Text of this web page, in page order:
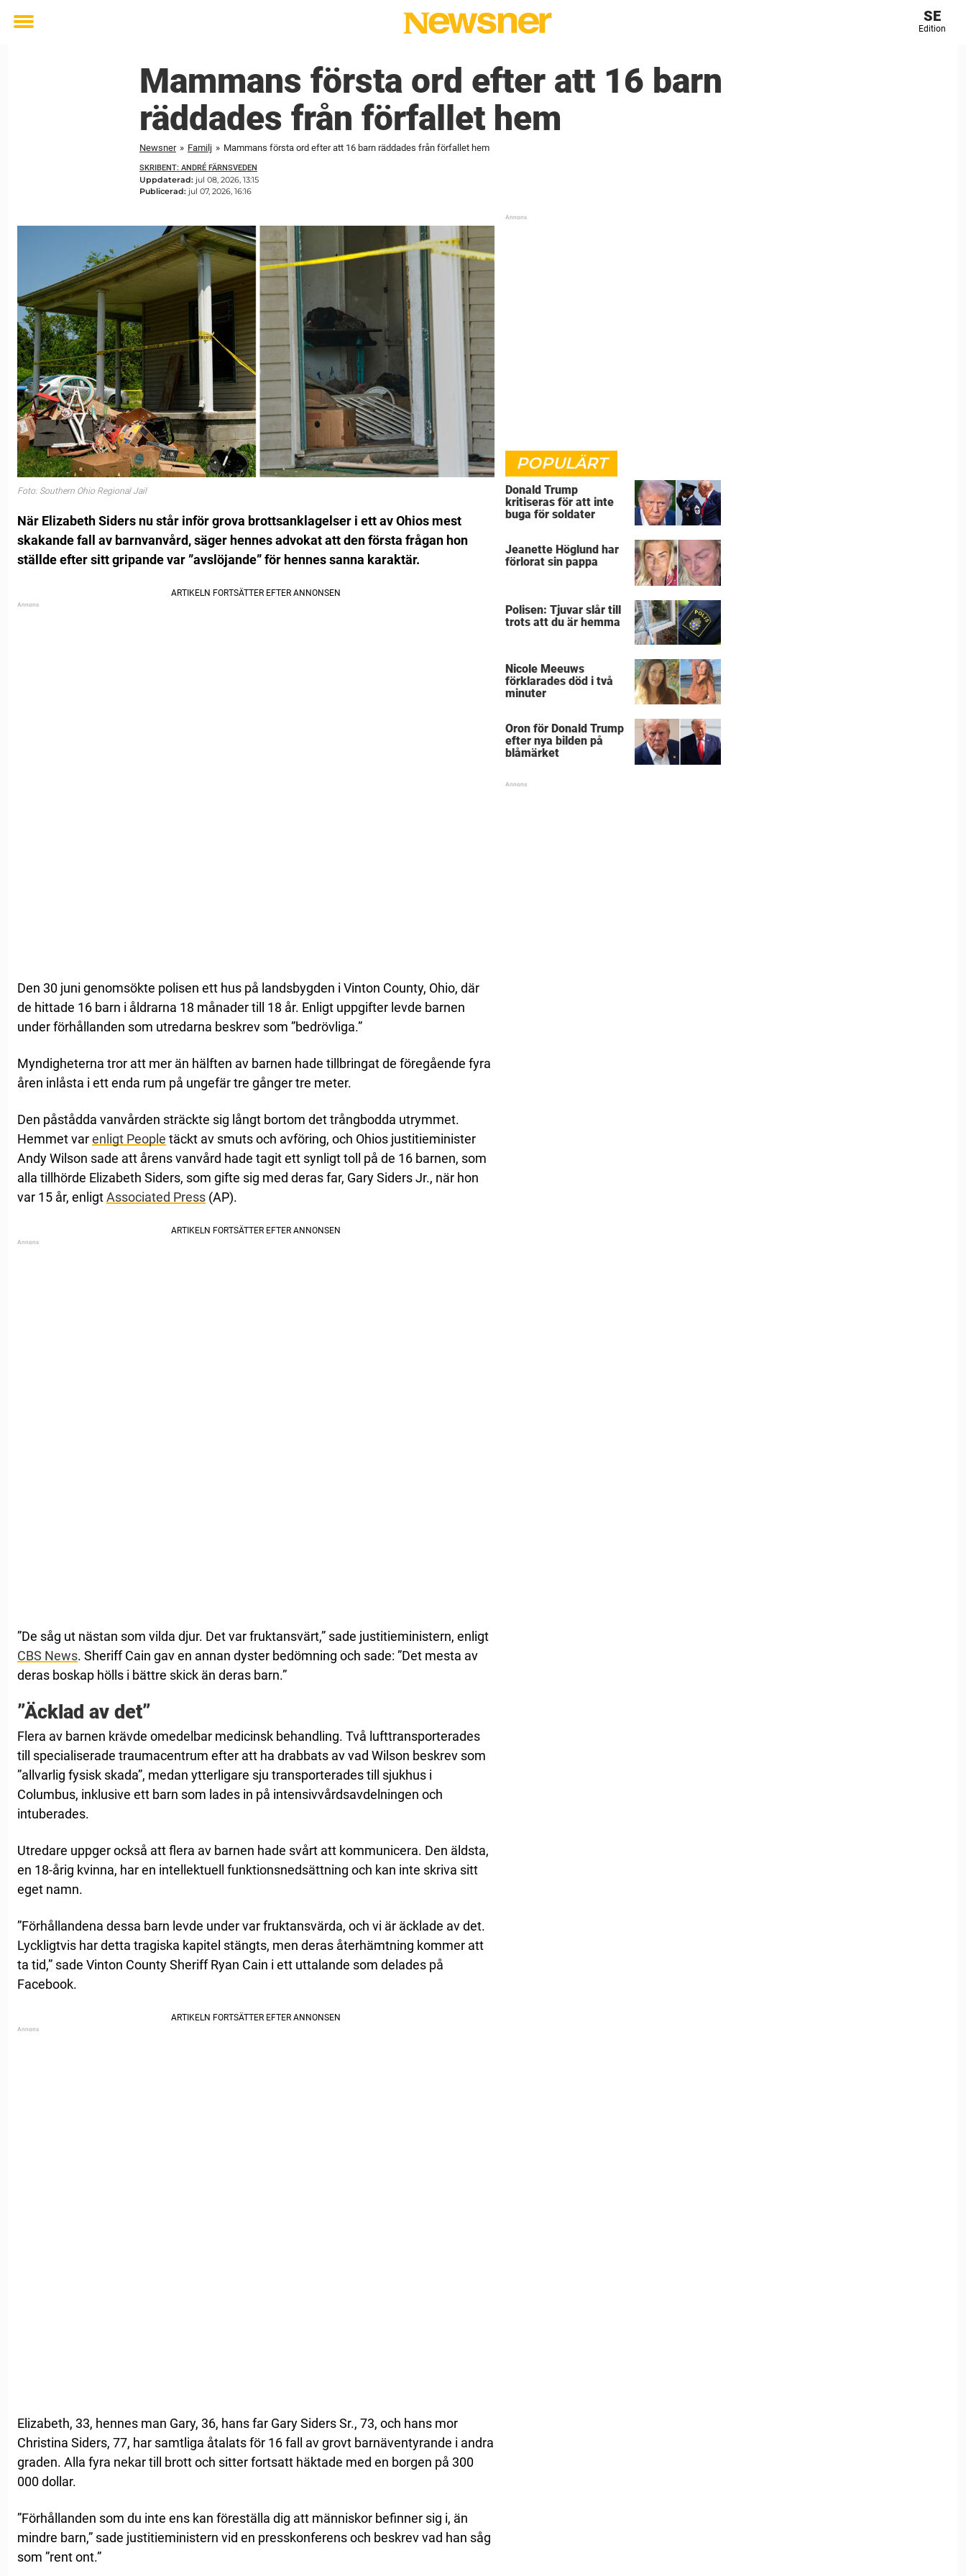
Toggle
SE
Edition
Mammans första ord efter att 16 barn
räddades från förfallet hem
Newsner » Familj » Mammans första ord efter att 16 barn räddades från förfallet hem
SKRIBENT: ANDRÉ FÄRNSVEDEN
Uppdaterad: jul 08, 2026, 13:15
Publicerad: jul 07, 2026, 16:16
Foto: Southern Ohio Regional Jail
När Elizabeth Siders nu står inför grova brottsanklagelser i ett av Ohios mest
skakande fall av barnvanvård, säger hennes advokat att den första frågan hon
ställde efter sitt gripande var ”avslöjande” för hennes sanna karaktär.
Den 30 juni genomsökte polisen ett hus på landsbygden i Vinton County, Ohio, där
de hittade 16 barn i åldrarna 18 månader till 18 år. Enligt uppgifter levde barnen
under förhållanden som utredarna beskrev som ”bedrövliga.”
Myndigheterna tror att mer än hälften av barnen hade tillbringat de föregående fyra
åren inlåsta i ett enda rum på ungefär tre gånger tre meter.
Den påstådda vanvården sträckte sig långt bortom det trångbodda utrymmet.
Hemmet varenligt People täckt av smuts och avföring, och Ohios justitieminister
Andy Wilson sade att årens vanvård hade tagit ett synligt toll på de 16 barnen, som
alla tillhörde Elizabeth Siders, som gifte sig med deras far, Gary Siders Jr., när hon
var 15 år, enligtAssociated Press (AP).
”De såg ut nästan som vilda djur. Det var fruktansvärt,” sade justitieministern, enligt
CBS News. Sheriff Cain gav en annan dyster bedömning och sade: ”Det mesta av
deras boskap hölls i bättre skick än deras barn.”
”Äcklad av det”
Flera av barnen krävde omedelbar medicinsk behandling. Två lufttransporterades
till specialiserade traumacentrum efter att ha drabbats av vad Wilson beskrev som
”allvarlig fysisk skada”, medan ytterligare sju transporterades till sjukhus i
Columbus, inklusive ett barn som lades in på intensivvårdsavdelningen och
intuberades.
Utredare uppger också att flera av barnen hade svårt att kommunicera. Den äldsta,
en 18-årig kvinna, har en intellektuell funktionsnedsättning och kan inte skriva sitt
eget namn.
”Förhållandena dessa barn levde under var fruktansvärda, och vi är äcklade av det.
Lyckligtvis har detta tragiska kapitel stängts, men deras återhämtning kommer att
ta tid,” sade Vinton County Sheriff Ryan Cain i ett uttalande som delades på
Facebook.
Elizabeth, 33, hennes man Gary, 36, hans far Gary Siders Sr., 73, och hans mor
Christina Siders, 77, har samtliga åtalats för 16 fall av grovt barnäventyrande i andra
graden. Alla fyra nekar till brott och sitter fortsatt häktade med en borgen på 300
000 dollar.
”Förhållanden som du inte ens kan föreställa dig att människor befinner sig i, än
mindre barn,” sade justitieministern vid en presskonferens och beskrev vad han såg
som ”rent ont.”
POPULÄRT
Donald Trump
kritiseras för att inte
buga för soldater
Jeanette Höglund har
förlorat sin pappa
Polisen: Tjuvar slår till
trots att du är hemma
Nicole Meeuws
förklarades död i två
minuter
Oron för Donald Trump
efter nya bilden på
blåmärket